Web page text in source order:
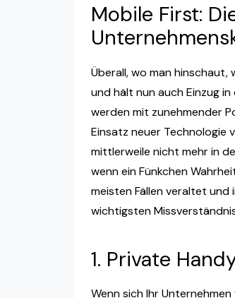
Mobile First:
Überall, wo man
und hält nun auch Einzug
werden mit zunehmender
Einsatz neuer Technologie
mittlerweile nicht mehr in
wenn ein Fünkchen
meisten Fällen veraltet und
wichtigsten
1. Private
Wenn sich Ihr